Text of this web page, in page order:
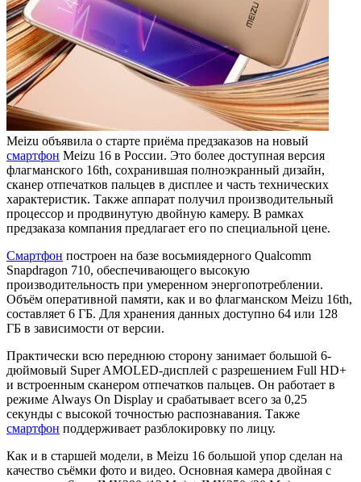
Meizu объявила о старте приёма предзаказов на новый
смартфон Meizu 16 в России. Это более доступная версия
флагманского 16th, сохранившая полноэкранный дизайн,
сканер отпечатков пальцев в дисплее и часть технических
характеристик. Также аппарат получил производительный
процессор и продвинутую двойную камеру. В рамках
предзаказа компания предлагает его по специальной цене.
Смартфон построен на базе восьмиядерного Qualcomm
Snapdragon 710, обеспечивающего высокую
производительность при умеренном энергопотреблении.
Объём оперативной памяти, как и во флагманском Meizu 16th,
составляет 6 ГБ. Для хранения данных доступно 64 или 128
ГБ в зависимости от версии.
Практически всю переднюю сторону занимает большой 6-
дюймовый Super AMOLED-дисплей с разрешением Full HD+
и встроенным сканером отпечатков пальцев. Он работает в
режиме Always On Display и срабатывает всего за 0,25
секунды с высокой точностью распознавания. Также
смартфон поддерживает разблокировку по лицу.
Как и в старшей модели, в Meizu 16 большой упор сделан на
качество съёмки фото и видео. Основная камера двойная с